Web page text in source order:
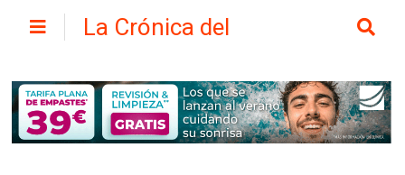
La Crónica del